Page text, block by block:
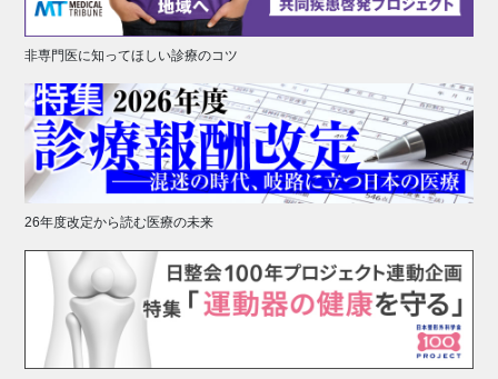
非専門医に知ってほしい診療のコツ
26年度改定から読む医療の未来